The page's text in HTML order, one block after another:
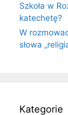
Szkoła w
katechetę?
W
słowa
Kategorie